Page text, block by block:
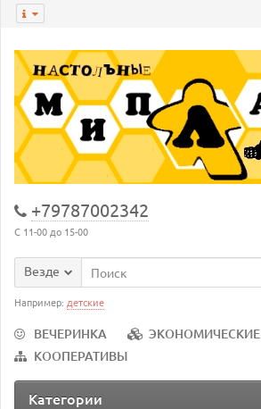
+79787002342
С 11-00 до 15-00
Везде
Например: детские
ВЕЧЕРИНКА
ЭКОНОМИЧЕСКИЕ
КООПЕРАТИВЫ
Категории